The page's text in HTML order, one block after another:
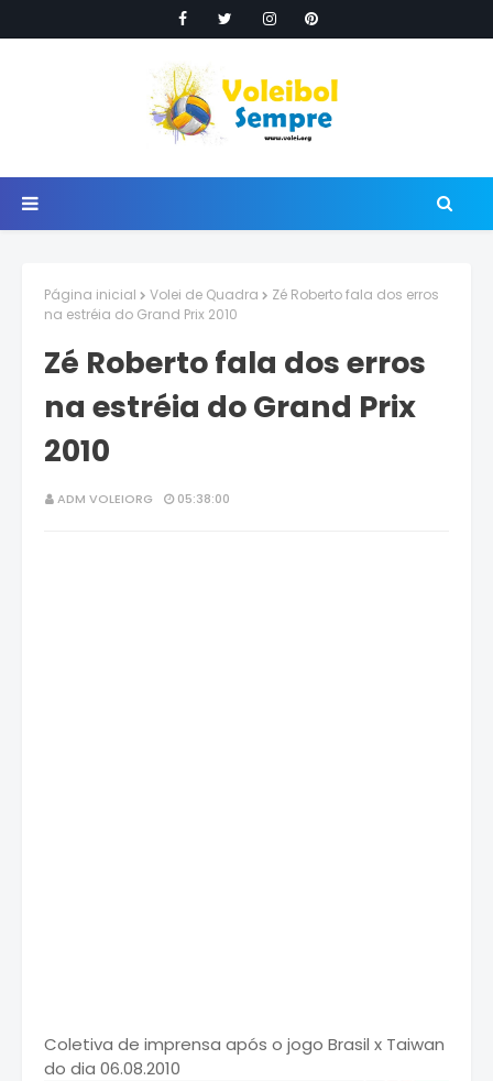
Página inicial Volei de Quadra
Zé Roberto fala dos erros
na estréia do Grand Prix 2010
Zé Roberto fala dos erros
na estréia do Grand Prix
2010
ADM VOLEIORG 05:38:00
Coletiva de imprensa após o jogo Brasil x Taiwan
do dia 06.08.2010